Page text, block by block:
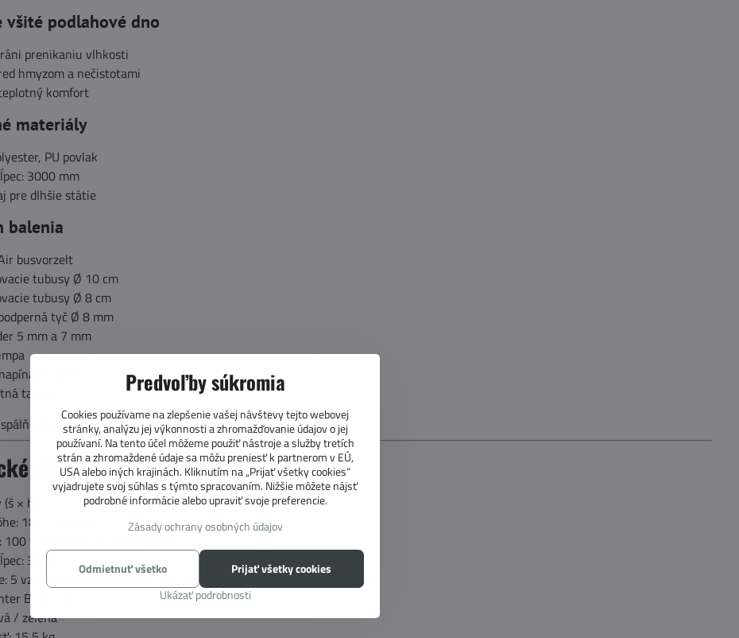
všité podlahové dno
prenikaniu vlhkosti
hmyzom a nečistotami
komfort
materiály
PU povlak
3000 mm
pre dlhšie státie
balenia
busvorzelt
tubusy Ø 10 cm
tubusy Ø 8 cm
tyč Ø 8 mm
5 mm a 7 mm
lanká
taška
spálňová kabína nie je súčasťou balenia.
údaje
(š × h): 315 × 345 cm
180 – 220 cm
% polyester, PU-potiahnutý
3000 mm
5 vzduchových tubusov (Ø 10 cm + Ø 8 cm), oceľová vzpera Ø 8 mm
Boden: áno
/ zelená
Predvoľby súkromia
Cookies používame na zlepšenie vašej návštevy tejto webovej
stránky, analýzu jej výkonnosti a zhromažďovanie údajov o jej
používaní. Na tento účel môžeme použiť nástroje a služby tretích
strán a zhromaždené údaje sa môžu preniesť k partnerom v EÚ,
USA alebo iných krajinách. Kliknutím na „Prijať všetky cookies“
vyjadrujete svoj súhlas s týmto spracovaním. Nižšie môžete nájsť
podrobné informácie alebo upraviť svoje preferencie.
Zásady ochrany osobných údajov
Ukázať podrobnosti
Prijať všetky cookies
Odmietnuť všetko